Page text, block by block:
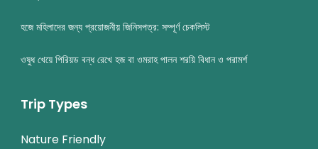
হজে মহিলাদের জন্য প্রয়োজনীয় জিনিসপত্র: সম্পূর্ণ চেকলিস্ট
ওষুধ খেয়ে পিরিয়ড বন্ধ রেখে হজ বা ওমরাহ পালন শরয়ি বিধান ও পরামর্শ
Trip Types
Nature Friendly